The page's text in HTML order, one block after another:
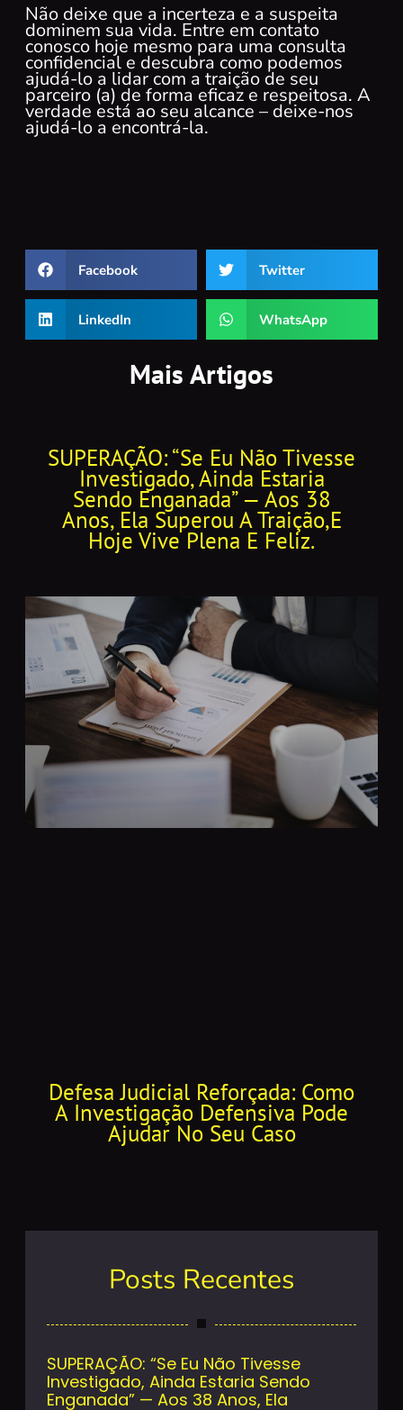
Não deixe que a incerteza e a suspeita
dominem sua vida. Entre em contato
conosco hoje mesmo para uma consulta
confidencial e descubra como podemos
ajudá-lo a lidar com a traição de seu
parceiro (a) de forma eficaz e respeitosa. A
verdade está ao seu alcance – deixe-nos
ajudá-lo a encontrá-la.
Facebook Twitter
LinkedIn WhatsApp
Mais Artigos
SUPERAÇÃO: “Se Eu Não Tivesse
Investigado, Ainda Estaria
Sendo Enganada” — Aos 38
Anos, Ela Superou A Traição,e
Hoje Vive Plena E Feliz.
Defesa Judicial Reforçada: Como
A Investigação Defensiva Pode
Ajudar No Seu Caso
Posts Recentes
SUPERAÇÃO: “Se Eu Não Tivesse
Investigado, Ainda Estaria Sendo
Enganada” — Aos 38 Anos, Ela